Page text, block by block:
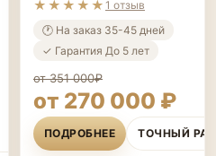
🕐 На заказ 35-45 дней
✓ Гарантия До 5 лет
от 351 000₽
от 270 000 ₽
ПОДРОБНЕЕ ТОЧНЫЙ